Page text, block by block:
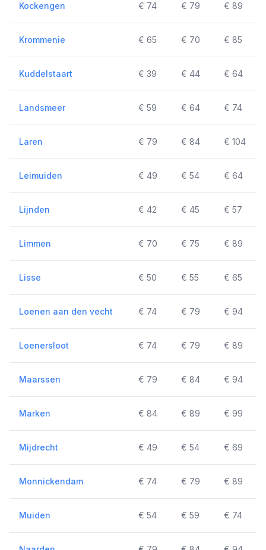
Kockengen € 74 € 79 € 89
Krommenie € 65 € 70 € 85
Kuddelstaart € 39 € 44 € 64
Landsmeer € 59 € 64 € 74
Laren € 79 € 84 € 104
Leimuiden € 49 € 54 € 64
Lijnden € 42 € 45 € 57
Limmen € 70 € 75 € 89
Lisse € 50 € 55 € 65
Loenen aan den vecht € 74 € 79 € 94
Loenersloot € 74 € 79 € 89
Maarssen € 79 € 84 € 94
Marken € 84 € 89 € 99
Mijdrecht € 49 € 54 € 69
Monnickendam € 74 € 79 € 89
Muiden € 54 € 59 € 74